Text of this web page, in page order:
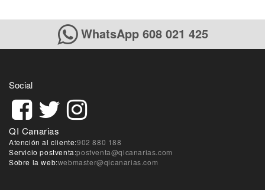
WhatsApp 608 021 425
Social
QI Canarias
Atención al cliente:902 880 188
Servicio postventa:postventa@qicanarias.com
Sobre la web:webmaster@qicanarias.com